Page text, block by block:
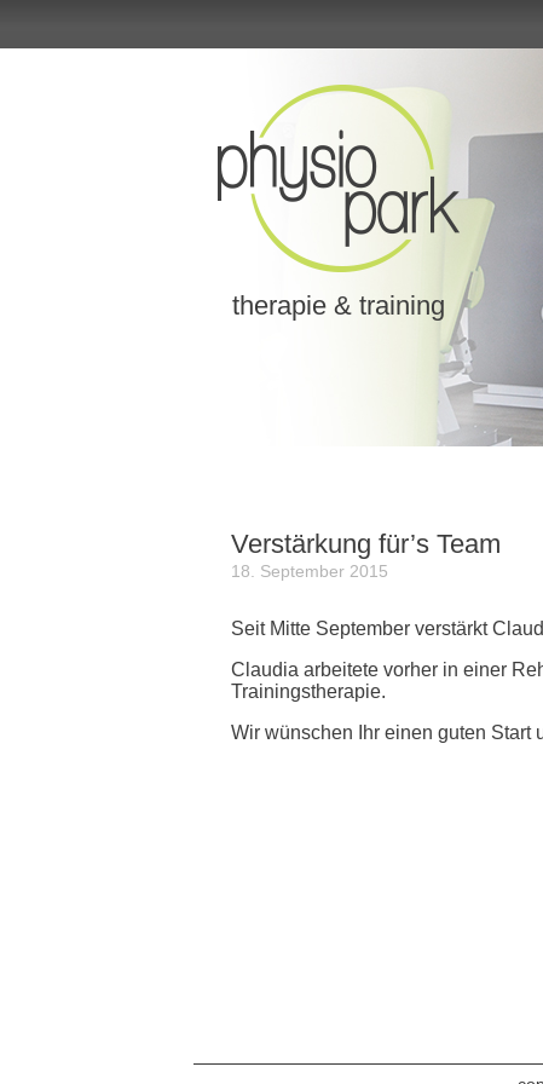
therapie & training
Verstärkung für’s Team
18. September 2015
Seit Mitte September verstärkt
Claudia arbeitete vorher in einer
Trainingstherapie.
Wir wünschen Ihr einen guten Start